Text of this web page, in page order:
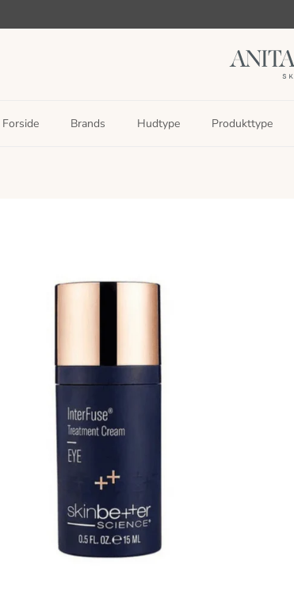
Forside Brands Hudtype Produkttype